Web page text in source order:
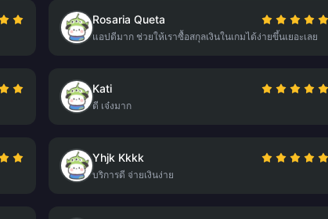
Rosaria Queta
แอปดีมาก ช่วยให้เราซื้อสกุลเงินในเกมได้ง่ายขึ้นเยอะเลย
Kati
ดี เจ๋งมาก
Yhjk Kkkk
บริการดี จ่ายเงินง่าย